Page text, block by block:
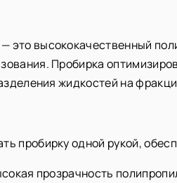
высококачественный
Пробирка
жидкостей на
пробирку одной рукой,
прозрачность